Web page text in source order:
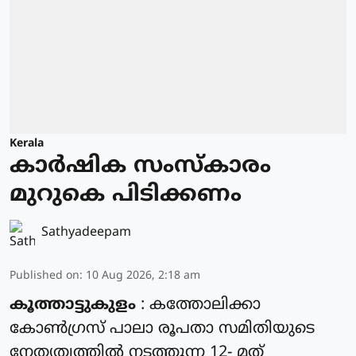
Kerala
കാർഷിക സംസ്കാരം
മുറുകെ പിടിക്കണം
Sathyadeepam
Published on: 10 Aug 2026, 2:18 am
കൂത്താട്ടുകുളം : കത്തോലിക്കാ
കോൺഗ്രസ് പാലാ രൂപതാ സമിതിയുടെ